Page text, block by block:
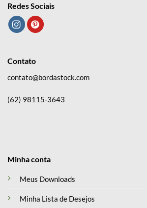
Redes Sociais
Minha conta
Meus Downloads
Minha Lista de Desejos
Contato
contato@bordastock.com
(62) 98115-3643